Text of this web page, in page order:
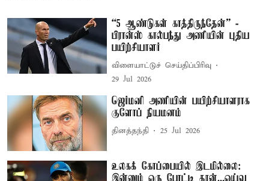
“5 ஆண்டுகள் காத்திருந்தேன்” -
பிரான்ஸ் கால்பந்து அணியின் புதிய
பயிற்சியாளர்
விளையாட்டுச் செய்திப்பிரிவு
29 Jul 2026
ஜெர்மனி அணியின் பயிற்சியாளராக
குளோப் நியமனம்
தினத்தந்தி 25 Jul 2026
உலகக் கோப்பையில் இடமில்லை: